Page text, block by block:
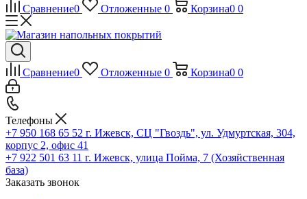
Сравнение0 Отложенные 0 Корзина0 0
Сравнение0 Отложенные 0 Корзина0 0
Телефоны
+7 950 168 65 52 г. Ижевск, СЦ "Гвоздь", ул. Удмуртская, 304,
корпус 2, офис 41
+7 922 501 63 11 г. Ижевск, улица Пойма, 7 (Хозяйственная
база)
Заказать звонок